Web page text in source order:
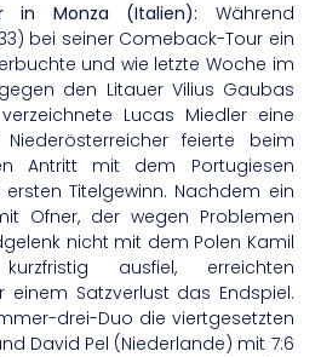
in Monza (Italien): Während
bei seiner Comeback-Tour ein
und wie letzte Woche im
den Litauer Vilius Gaubas
Lucas Miedler eine
feierte beim
Antritt mit dem Portugiesen
Titelgewinn. Nachdem ein
Ofner, der wegen Problemen
nicht mit dem Polen Kamil
ausfiel, erreichten
Satzverlust das Endspiel.
drei-Duo die viertgesetzten
David Pel (Niederlande) mit 7:6